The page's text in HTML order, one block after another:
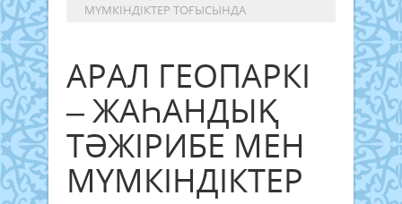
МҮМКІНДІКТЕР ТОҒЫСЫНДА
АРАЛ ГЕОПАРКІ
– ЖАҺАНДЫҚ
ТӘЖІРИБЕ МЕН
МҮМКІНДІКТЕР